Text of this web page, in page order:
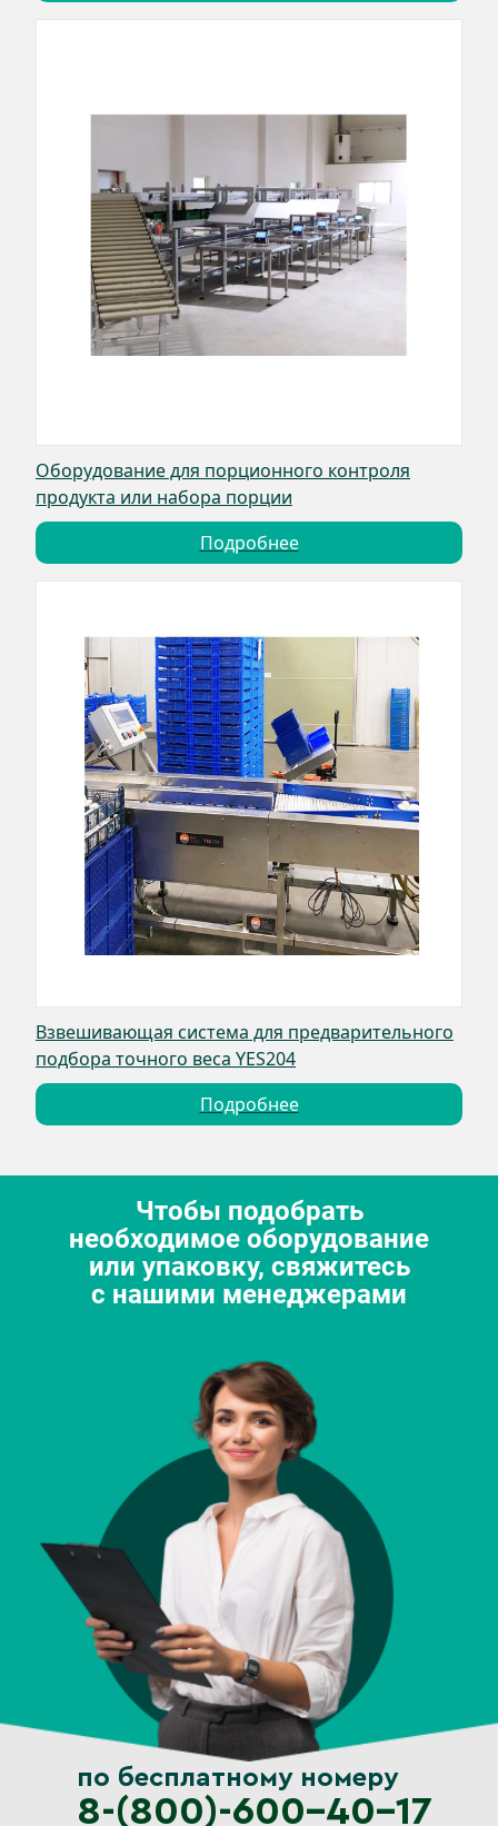
Оборудование для порционного контроля
продукта или набора порции
Подробнее
Взвешивающая система для предварительного
подбора точного веса YES204
Подробнее
Чтобы подобрать
необходимое оборудование
или упаковку, свяжитесь
с нашими менеджерами
по бесплатному номеру
8-(800)-600-40-17